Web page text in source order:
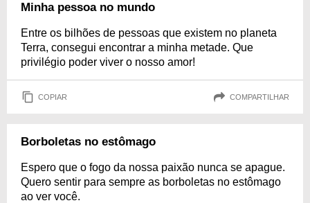
Minha pessoa no mundo
Entre os bilhões de pessoas que existem no planeta
Terra, consegui encontrar a minha metade. Que
privilégio poder viver o nosso amor!
COPIAR COMPARTILHAR
Borboletas no estômago
Espero que o fogo da nossa paixão nunca se apague.
Quero sentir para sempre as borboletas no estômago
ao ver você.